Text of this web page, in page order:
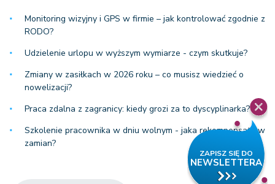
Monitoring wizyjny i GPS w firmie – jak kontrolować zgodnie z
RODO?
Udzielenie urlopu w wyższym wymiarze - czym skutkuje?
Zmiany w zasiłkach w 2026 roku – co musisz wiedzieć o
nowelizacji?
Praca zdalna z zagranicy: kiedy grozi za to dyscyplinarka?
Szkolenie pracownika w dniu wolnym - jaka rekompensata w
zamian?